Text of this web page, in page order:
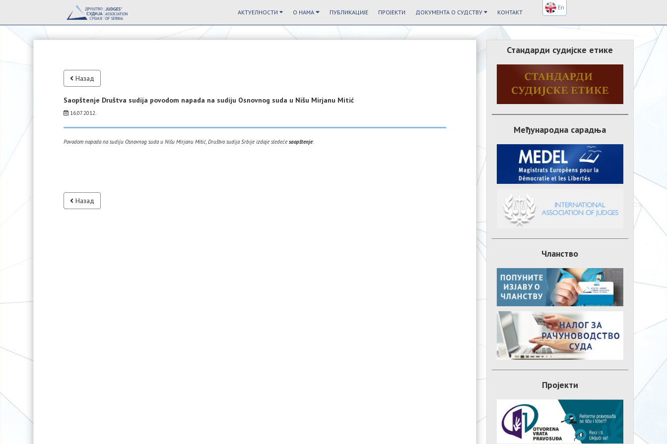
АКТУЕЛНОСТИ О НАМА ПУБЛИКАЦИЈЕ ПРОЈЕКТИ ДОКУМЕНТА О СУДСТВУ КОНТАКТ
Назад
Saopštenje Društva sudija povodom napada na sudiju Osnovnog suda u Nišu Mirjanu Mitić
16.07.2012.
Povodom napada na sudiju Osnovnog suda u Nišu Mirjanu Mitić, Društvo sudija Srbije izdaje sledeće saopštenje:
Назад
Стандарди судијске етике
Међународна сарадња
Чланство
Пројекти
En